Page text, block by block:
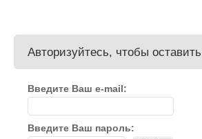
Авторизуйтесь, чтобы
Введите Ваш e-mail:
Введите Ваш пароль: